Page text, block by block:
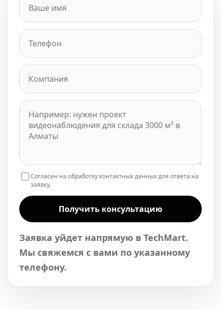
Согласен на обработку контактных данных для ответа на
заявку.
Получить консультацию
Заявка уйдет напрямую в TechMart.
Мы свяжемся с вами по указанному
телефону.